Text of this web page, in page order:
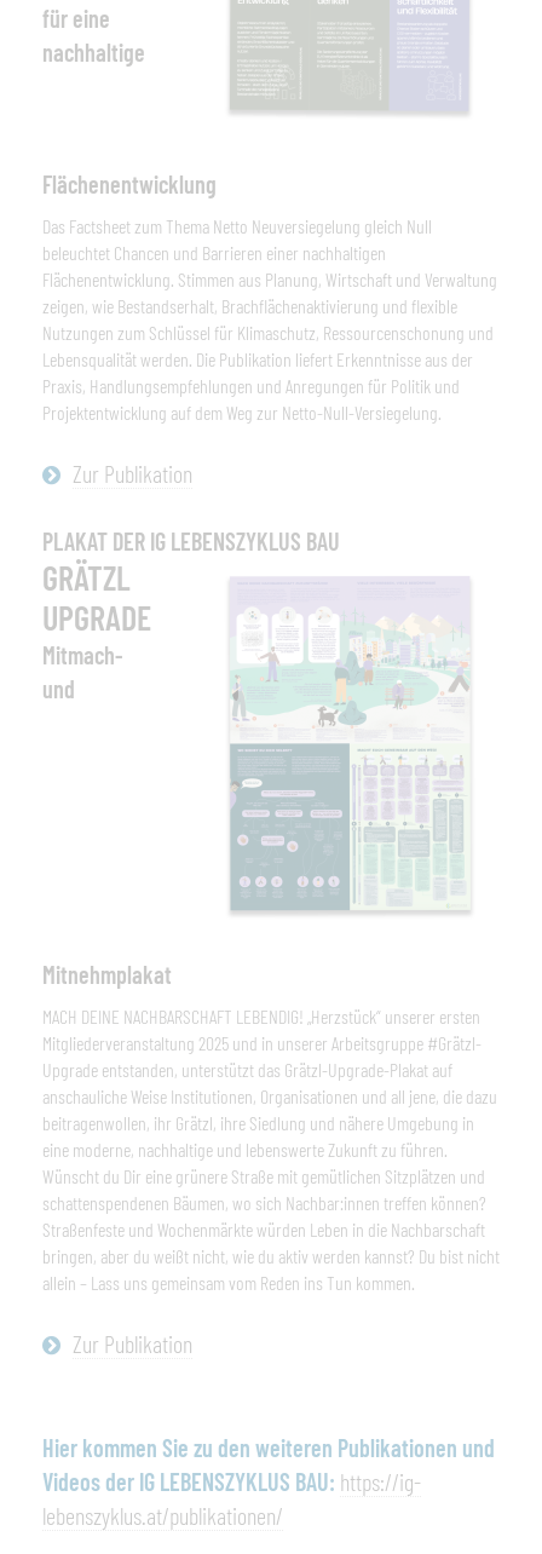
für eine
nachhaltige
Flächenentwicklung
Das Factsheet zum Thema Netto Neuversiegelung gleich Null
beleuchtet Chancen und Barrieren einer nachhaltigen
Flächenentwicklung. Stimmen aus Planung, Wirtschaft und Verwaltung
zeigen, wie Bestandserhalt, Brachflächenaktivierung und flexible
Nutzungen zum Schlüssel für Klimaschutz, Ressourcenschonung und
Lebensqualität werden. Die Publikation liefert Erkenntnisse aus der
Praxis, Handlungsempfehlungen und Anregungen für Politik und
Projektentwicklung auf dem Weg zur Netto-Null-Versiegelung.
Zur Publikation
PLAKAT DER IG LEBENSZYKLUS BAU
GRÄTZL
UPGRADE
Mitmach-
und
Mitnehmplakat
MACH DEINE NACHBARSCHAFT LEBENDIG! „Herzstück“ unserer ersten
Mitgliederveranstaltung 2025 und in unserer Arbeitsgruppe #Grätzl-
Upgrade entstanden, unterstützt das Grätzl-Upgrade-Plakat auf
anschauliche Weise Institutionen, Organisationen und all jene, die dazu
beitragenwollen, ihr Grätzl, ihre Siedlung und nähere Umgebung in
eine moderne, nachhaltige und lebenswerte Zukunft zu führen.
Wünscht du Dir eine grünere Straße mit gemütlichen Sitzplätzen und
schattenspendenen Bäumen, wo sich Nachbar:innen treffen können?
Straßenfeste und Wochenmärkte würden Leben in die Nachbarschaft
bringen, aber du weißt nicht, wie du aktiv werden kannst? Du bist nicht
allein – Lass uns gemeinsam vom Reden ins Tun kommen.
Zur Publikation
Hier kommen Sie zu den weiteren Publikationen und
Videos der IG LEBENSZYKLUS BAU: https://ig-
lebenszyklus.at/publikationen/